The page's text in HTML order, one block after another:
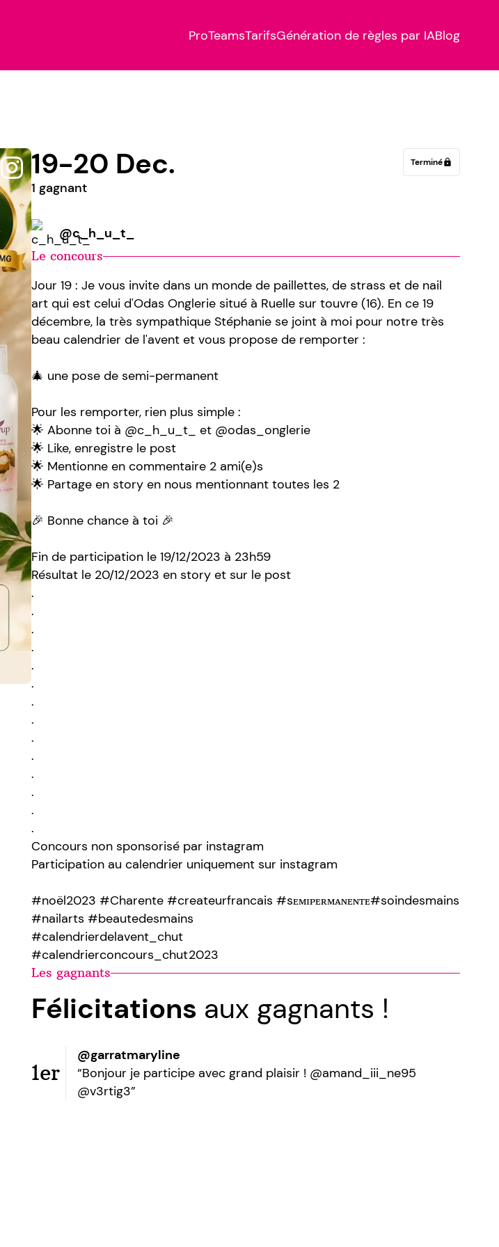
ProTeamsTarifsGénération de règles par IABlog
Terminélock
19-20 Dec.
1 gagnant
@c_h_u_t_
Le concours
Jour 19 : Je vous invite dans un monde de paillettes, de strass et de nail
art qui est celui d'Odas Onglerie situé à Ruelle sur touvre (16). En ce 19
décembre, la très sympathique Stéphanie se joint à moi pour notre très
beau calendrier de l'avent et vous propose de remporter :
🎄 une pose de semi-permanent
Pour les remporter, rien plus simple :
🌟 Abonne toi à @c_h_u_t_ et @odas_onglerie
🌟 Like, enregistre le post
🌟 Mentionne en commentaire 2 ami(e)s
🌟 Partage en story en nous mentionnant toutes les 2
🎉 Bonne chance à toi 🎉
Fin de participation le 19/12/2023 à 23h59
Résultat le 20/12/2023 en story et sur le post
.
.
.
.
.
.
.
.
.
.
.
.
.
.
Concours non sponsorisé par instagram
Participation au calendrier uniquement sur instagram
#noël2023 #Charente #createurfrancais #sᴇᴍɪᴘᴇʀᴍᴀɴᴇɴᴛᴇ#soindesmains
#nailarts #beautedesmains
#calendrierdelavent_chut
#calendrierconcours_chut2023
Les gagnants
Félicitations aux gagnants !
1er
@garratmaryline
“Bonjour je participe avec grand plaisir ! @amand_iii_ne95
@v3rtig3”